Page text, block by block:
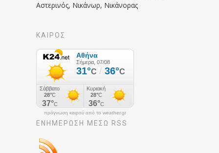
Αστερινός, Νικάνωρ, Νικάνορας
ΚΑΙΡΟΣ
πρόγνωση καιρού από το weather.gr
ΕΝΗΜΈΡΩΣΉ ΜΕΣΩ RSS